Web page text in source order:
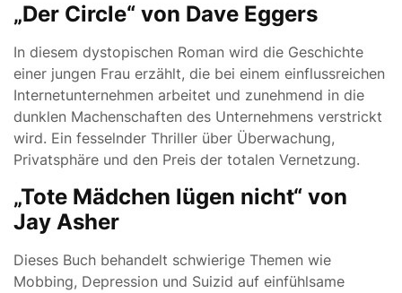
„Der Circle“ von Dave Eggers
In diesem dystopischen Roman wird die Geschichte
einer jungen Frau erzählt, die bei einem einflussreichen
Internetunternehmen arbeitet und zunehmend in die
dunklen Machenschaften des Unternehmens verstrickt
wird. Ein fesselnder Thriller über Überwachung,
Privatsphäre und den Preis der totalen Vernetzung.
„Tote Mädchen lügen nicht“ von
Jay Asher
Dieses Buch behandelt schwierige Themen wie
Mobbing, Depression und Suizid auf einfühlsame